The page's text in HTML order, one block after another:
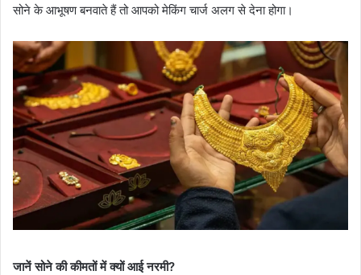
सोने के आभूषण बनवाते हैं तो आपको मेकिंग चार्ज अलग से देना होगा।
जानें सोने की कीमतों में क्यों आई नरमी?